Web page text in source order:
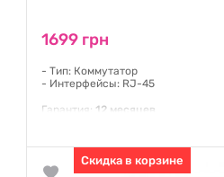
1699 грн
- Тип: Коммутатор
- Интерфейсы: RJ-45
Гарантия: 12 месяцев
Скидка в корзине